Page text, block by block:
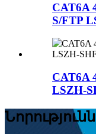
CAT6A
S/FTP
CAT6A
LSZH-